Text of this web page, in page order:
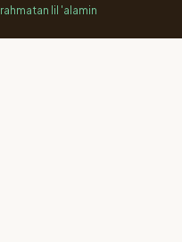
rahmatan lil 'alamin